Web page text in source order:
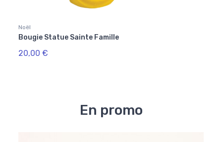
Noël
Bougie Statue Sainte Famille
20,00 €
En promo